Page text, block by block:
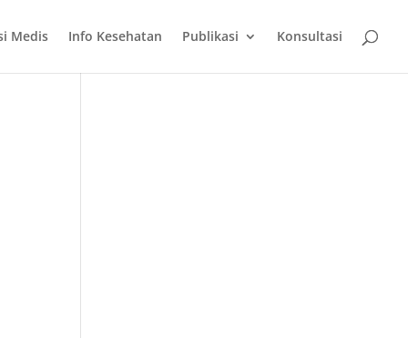
Medis Info Kesehatan Publikasi Konsultasi